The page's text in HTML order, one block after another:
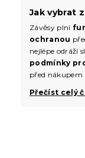
Jak vybrat
Závěsy plní
ochranou
nejlépe odráží
podmínky
před nákupem
Přečíst celý